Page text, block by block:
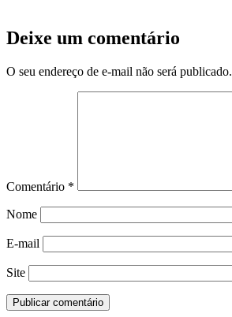
Deixe um comentário
O seu endereço de e-mail não será publicado.
Comentário *
Nome
E-mail
Site